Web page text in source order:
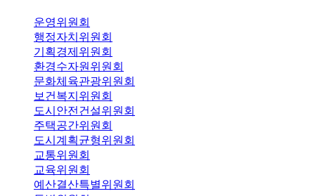
운영위원회
행정자치위원회
기획경제위원회
환경수자원위원회
문화체육관광위원회
보건복지위원회
도시안전건설위원회
주택공간위원회
도시계획균형위원회
교통위원회
교육위원회
예산결산특별위원회